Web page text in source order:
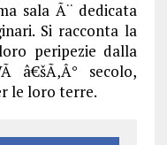
sala Ã¨ dedicata
Si racconta la
peripezie dalla
â€šÃ‚Â° secolo,
le loro terre.